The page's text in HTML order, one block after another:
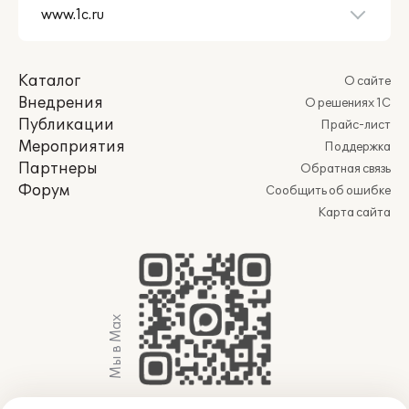
дней:
333-59-10;
название сервиса в системе 1С-
Коннект: ЛК 1С:MES Оперативное
управление производством.
Пользователи, активировавшие сервис
партнером-разработчиком в
соответствии с регламентами,
базирующимися на принципах системы
менеджмента качества. Контроль
качества обслуживания осуществляется
фирмой "1С", при необходимости можно
обратиться к ответственному менеджеру
фирмы "1С" по адресу электронной
Каталог
Внедрения
Публикации
Мероприятия
Партнеры
Форум
О сайте
О решениях 1С
Прайс-лист
Поддержка
Обратная связь
Сообщить об ошибке
Карта сайта
Мы в Max